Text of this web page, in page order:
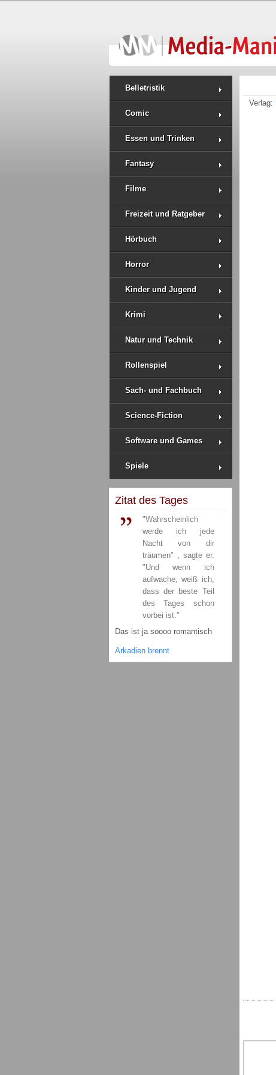
Belletristik
Comic
Essen und Trinken
Fantasy
Filme
Freizeit und Ratgeber
Hörbuch
Horror
Kinder und Jugend
Krimi
Natur und Technik
Rollenspiel
Sach- und Fachbuch
Science-Fiction
Software und Games
Spiele
Zitat des Tages
"Wahrscheinlich
werde ich jede
Nacht von dir
träumen" , sagte er.
"Und wenn ich
aufwache, weiß ich,
dass der beste Teil
des Tages schon
vorbei ist."
Das ist ja soooo romantisch
Arkadien brennt
Verlag: